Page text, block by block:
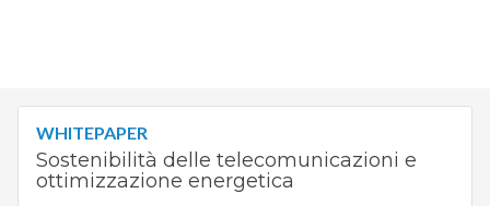
WHITEPAPER
Sostenibilità delle telecomunicazioni e
ottimizzazione energetica